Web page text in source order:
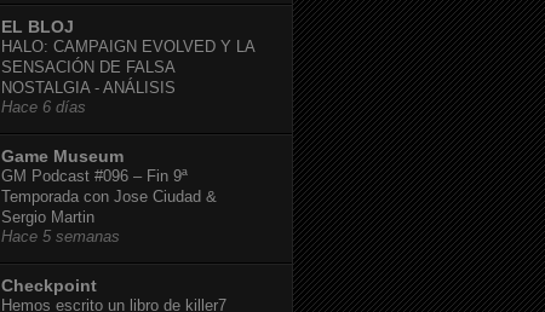
EL BLOJ
HALO: CAMPAIGN EVOLVED Y LA
SENSACIÓN DE FALSA
NOSTALGIA - ANÁLISIS
Hace 6 días
Game Museum
GM Podcast #096 – Fin 9ª
Temporada con Jose Ciudad &
Sergio Martin
Hace 5 semanas
Checkpoint
Hemos escrito un libro de killer7